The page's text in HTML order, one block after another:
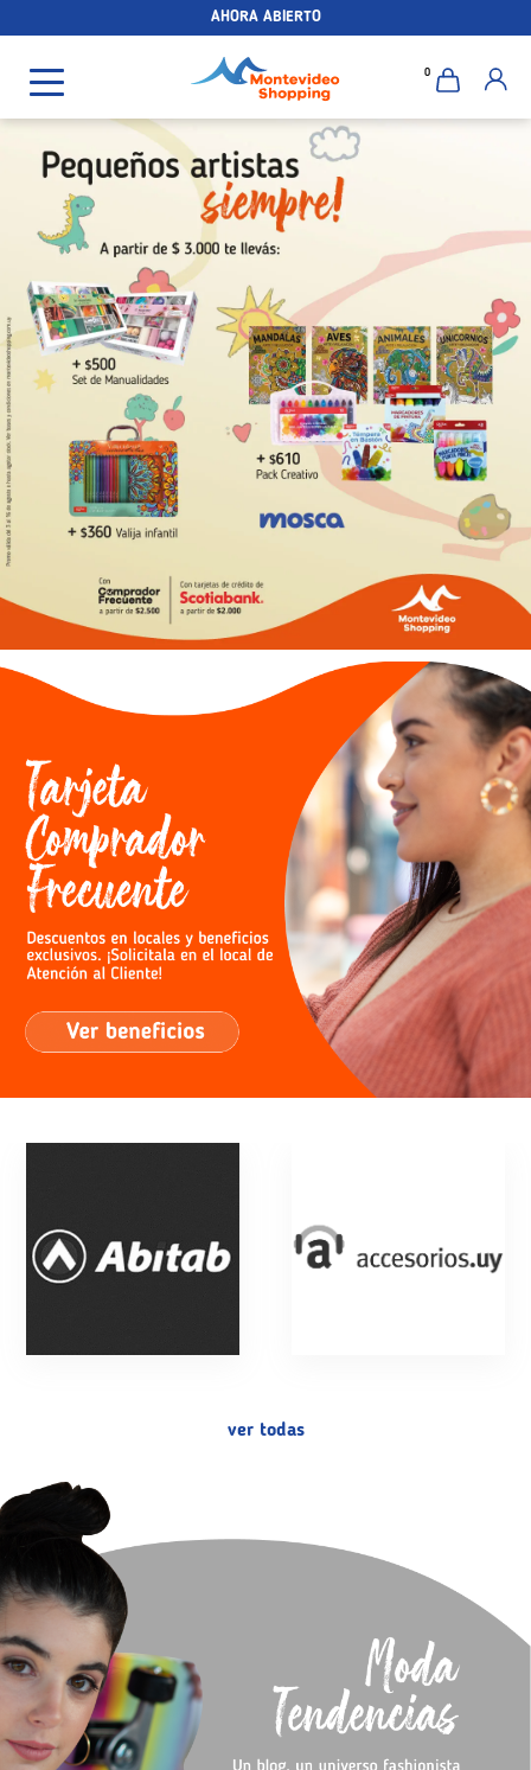
AHORA ABIERTO
0
ver todas